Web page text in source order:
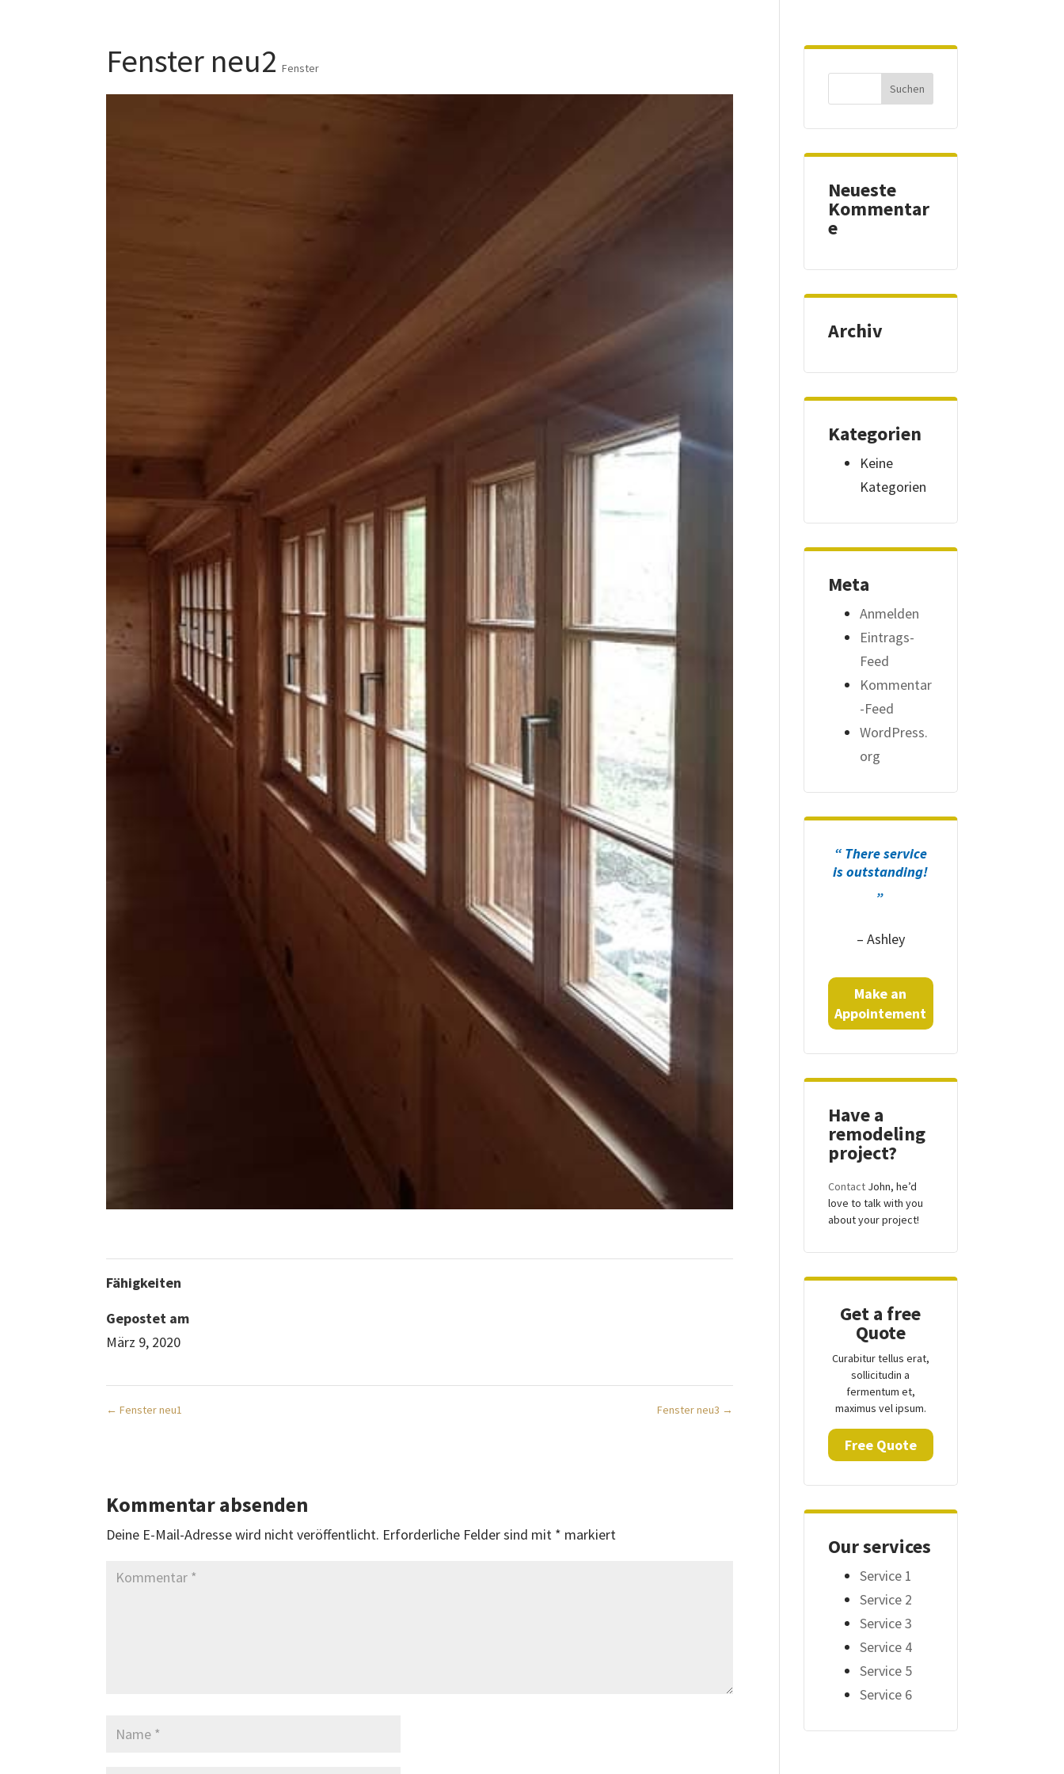
Fenster neu2 Fenster
Fähigkeiten
Gepostet am
März 9, 2020
← Fenster neu1 Fenster neu3 →
Kommentar absenden
Deine E-Mail-Adresse wird nicht veröffentlicht. Erforderliche Felder sind mit * markiert
Neueste
Kommentar
e
Archiv
Kategorien
Keine
Kategorien
Meta
Anmelden
Eintrags-
Feed
Kommentar
-Feed
WordPress.
org
“ There service
is outstanding!
„
– Ashley
Make an
Appointement
Have a
remodeling
project?
Contact John, he’d
love to talk with you
about your project!
Get a free
Quote
Curabitur tellus erat,
sollicitudin a
fermentum et,
maximus vel ipsum.
Free Quote
Our services
Service 1
Service 2
Service 3
Service 4
Service 5
Service 6